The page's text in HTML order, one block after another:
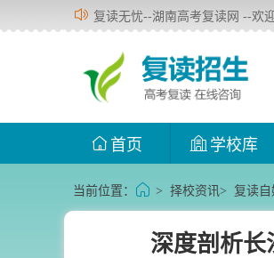
复读无忧--湖南高考复读网 --欢
首页 学校库
当前位置： > 择校资讯> 复读
深度剖析长